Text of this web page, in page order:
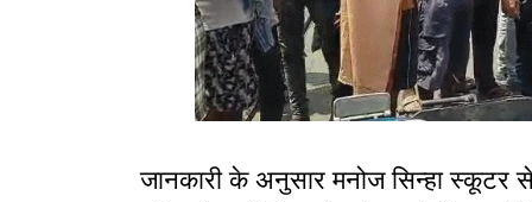
जानकारी के अनुसार मनोज सिन्हा स्कूटर से